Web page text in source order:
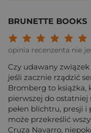
BRUNETTE BOOKS
Twoja
Twoja
Twoja ocena:
Twoja ocena:
Twoja ocena:
opinia recenzenta nie
Czy udawany
jeśli zacznie rządzić
Bromberg to książka,
pierwszej do ostatniej
pełen blichtru, presji i
może przekreślić
Cruza Navarro,